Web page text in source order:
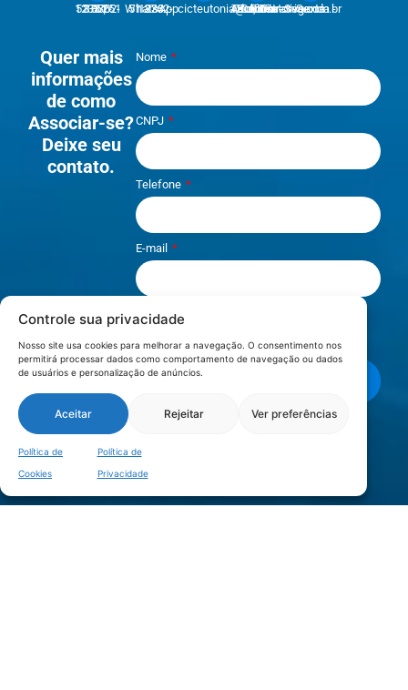
Controle sua privacidade
Nosso site usa cookies para melhorar a navegação. O consentimento nos
permitirá processar dados como comportamento de navegação ou dados
de usuários e personalização de anúncios.
Aceitar Rejeitar Ver preferências
Política de
Cookies
Política de
Privacidade
51 3762-1233 | 51 3762-1030 51 3762-1233 WhatsAppcicteutonia@cicteutonia.com.br
Rua Um Sul, 77 - Centro Administrativo Teutônia - RS Segunda - Sexta
Quer mais
informações
de como
Associar-se?
Deixe seu
contato.
Nome
CNPJ
Telefone
E-mail
Li e aceito os termos de
Privacidade
LOCALIZAÇÃO